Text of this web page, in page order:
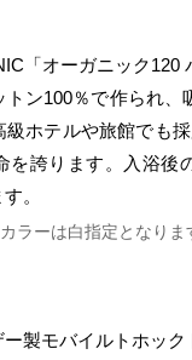
「オーガニック120
トン100％で作られ、
級ホテルや旅館でも
を誇ります。入浴後
。
ラーは白指定となりま
製モバイルトホック